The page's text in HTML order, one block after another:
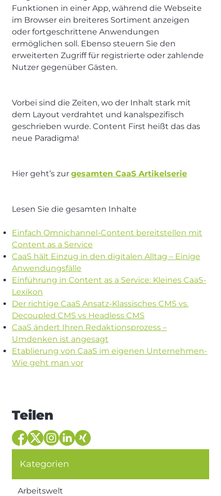
Funktionen in einer App, während die Webseite
im Browser ein breiteres Sortiment anzeigen
oder fortgeschrittene Anwendungen
ermöglichen soll. Ebenso steuern Sie den
erweiterten Zugriff für registrierte oder zahlende
Nutzer gegenüber Gästen.
Vorbei sind die Zeiten, wo der Inhalt stark mit
dem Layout verdrahtet und kanalspezifisch
geschrieben wurde. Content First heißt das das
neue Paradigma!
Hier geht’s zur gesamten CaaS Artikelserie
Lesen Sie die gesamten Inhalte
Einfach Omnichannel-Content bereitstellen mit
Content as a Service
CaaS hält Einzug in den digitalen Alltag – Einige
Anwendungsfälle
Einführung in Content as a Service: Kleines CaaS-
Lexikon
Der richtige CaaS Ansatz-Klassisches CMS vs.
Decoupled CMS vs Headless CMS
CaaS ändert Ihren Redaktionsprozess –
Umdenken ist angesagt
Etablierung von CaaS im eigenen Unternehmen-
Wie geht man vor
Teilen
Kategorien
Arbeitswelt